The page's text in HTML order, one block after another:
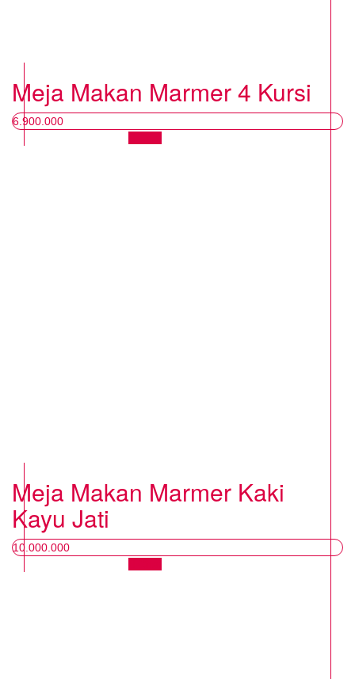
Meja Makan Marmer 4 Kursi
6.900.000
Meja Makan Marmer Kaki
Kayu Jati
10.000.000